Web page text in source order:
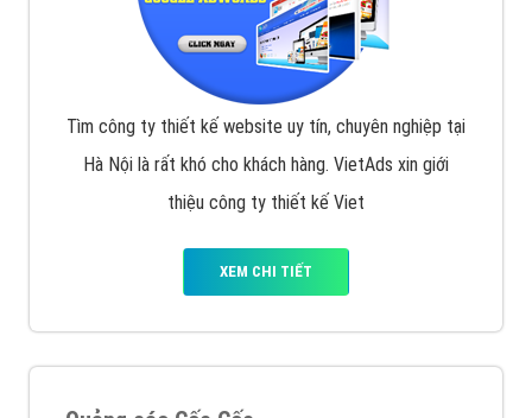
Tìm công ty thiết kế website uy tín, chuyên nghiệp tại
Hà Nội là rất khó cho khách hàng. VietAds xin giới
thiệu công ty thiết kế Viet
XEM CHI TIẾT